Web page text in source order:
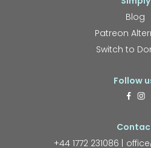
Blog
Patreon
Switch to
Follow
+44 1772 231086